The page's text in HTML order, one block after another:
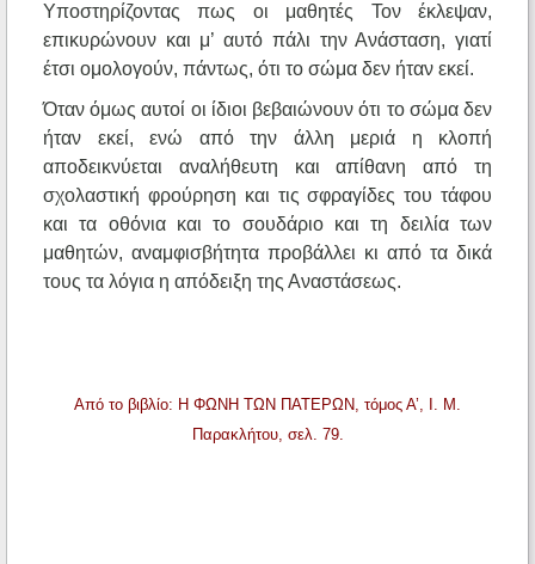
Υποστηρίζοντας πως οι μαθητές Τον έκλεψαν,
επικυρώνουν και μ’ αυτό πάλι την Ανάσταση, γιατί
έτσι ομολογούν, πάντως, ότι το σώμα δεν ήταν εκεί.
Όταν όμως αυτοί οι ίδιοι βεβαιώνουν ότι το σώμα δεν
ήταν εκεί, ενώ από την άλλη μεριά η κλοπή
αποδεικνύεται αναλήθευτη και απίθανη από τη
σχολαστική φρούρηση και τις σφραγίδες του τάφου
και τα οθόνια και το σουδάριο και τη δειλία των
μαθητών, αναμφισβήτητα προβάλλει κι από τα δικά
τους τα λόγια η απόδειξη της Αναστάσεως.
Από το βιβλίο: Η ΦΩΝΗ ΤΩΝ ΠΑΤΕΡΩΝ, τόμος Α’, Ι. Μ.
Παρακλήτου, σελ. 79.